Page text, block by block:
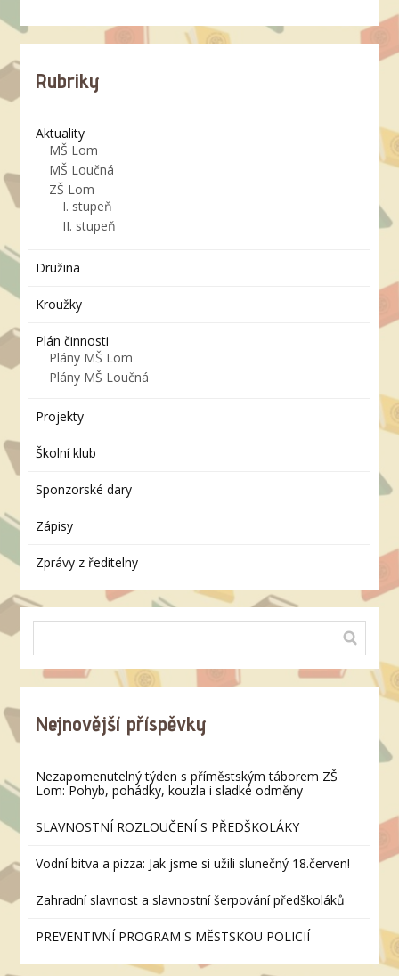
Rubriky
Aktuality
MŠ Lom
MŠ Loučná
ZŠ Lom
I. stupeň
II. stupeň
Družina
Kroužky
Plán činnosti
Plány MŠ Lom
Plány MŠ Loučná
Projekty
Školní klub
Sponzorské dary
Zápisy
Zprávy z ředitelny
Nejnovější příspěvky
Nezapomenutelný týden s příměstským táborem ZŠ
Lom: Pohyb, pohádky, kouzla i sladké odměny
SLAVNOSTNÍ ROZLOUČENÍ S PŘEDŠKOLÁKY
Vodní bitva a pizza: Jak jsme si užili slunečný 18.červen!
Zahradní slavnost a slavnostní šerpování předškoláků
PREVENTIVNÍ PROGRAM S MĚSTSKOU POLICIÍ